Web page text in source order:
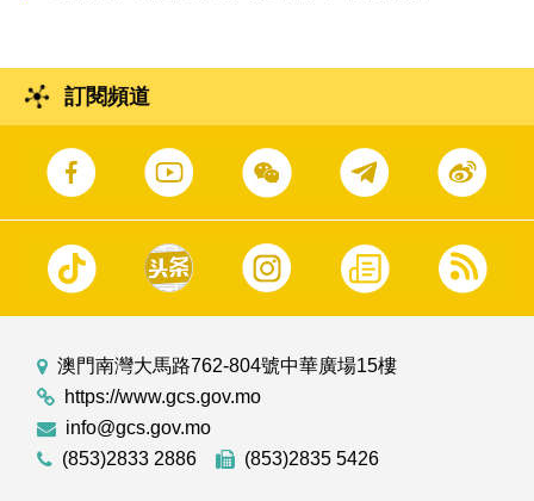
訂閱頻道
澳門南灣大馬路762-804號中華廣場15樓
https://www.gcs.gov.mo
info@gcs.gov.mo
(853)2833 2886
(853)2835 5426